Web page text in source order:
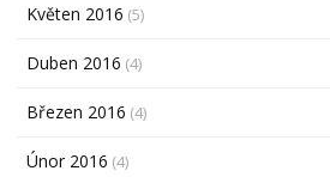
Květen 2016 (5)
Duben 2016 (4)
Březen 2016 (4)
Únor 2016 (4)